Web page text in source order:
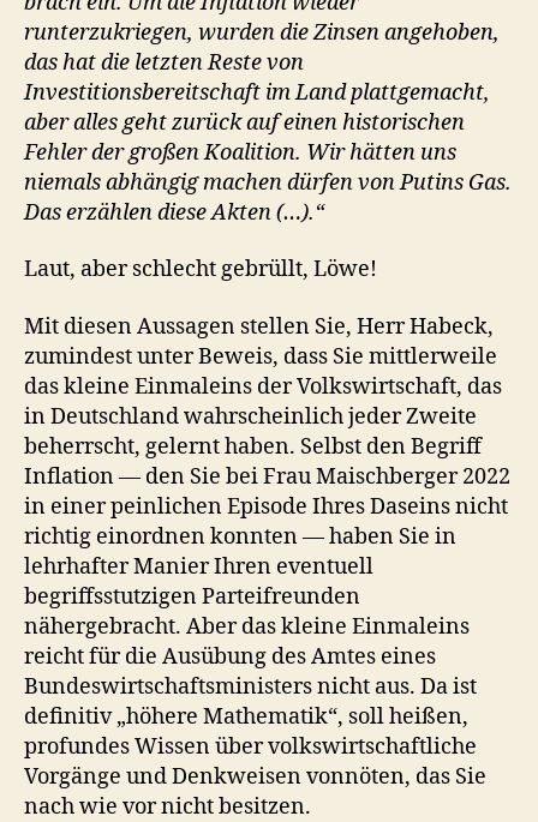
runterzukriegen, wurden die Zinsen angehoben,
das hat die letzten Reste von
Investitionsbereitschaft im Land plattgemacht,
aber alles geht zurück auf einen historischen
Fehler der großen Koalition. Wir hätten uns
niemals abhängig machen dürfen von Putins Gas.
Das erzählen diese Akten (…).“
Laut, aber schlecht gebrüllt, Löwe!
Mit diesen Aussagen stellen Sie, Herr Habeck,
zumindest unter Beweis, dass Sie mittlerweile
das kleine Einmaleins der Volkswirtschaft, das
in Deutschland wahrscheinlich jeder Zweite
beherrscht, gelernt haben. Selbst den Begriff
Inflation — den Sie bei Frau Maischberger 2022
in einer peinlichen Episode Ihres Daseins nicht
richtig einordnen konnten — haben Sie in
lehrhafter Manier Ihren eventuell
begriffsstutzigen Parteifreunden
nähergebracht. Aber das kleine Einmaleins
reicht für die Ausübung des Amtes eines
Bundeswirtschaftsministers nicht aus. Da ist
definitiv „höhere Mathematik“, soll heißen,
profundes Wissen über volkswirtschaftliche
Vorgänge und Denkweisen vonnöten, das Sie
nach wie vor nicht besitzen.